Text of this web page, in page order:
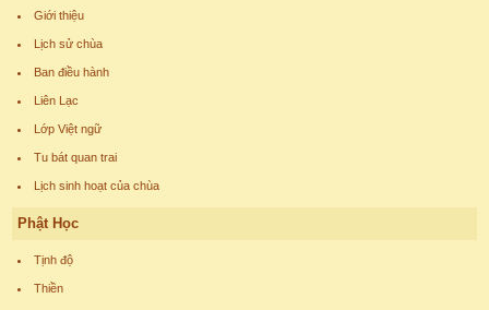
Giới thiệu
Lịch sử chùa
Ban điều hành
Liên Lạc
Lớp Việt ngữ
Tu bát quan trai
Lịch sinh hoạt của chùa
Phật Học
Tịnh độ
Thiền